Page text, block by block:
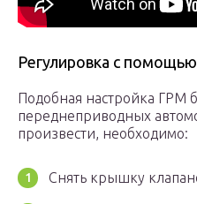
Регулировка с
Подобная настройка ГРМ
переднеприводных
произвести, необходимо:
Снять крышку